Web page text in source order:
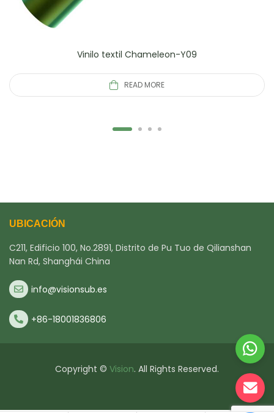
Vinilo textil Chameleon-Y09
READ MORE
UBICACIÓN
C211, Edificio 100, No.2891, Distrito de Pu Tuo de Qilianshan
Nan Rd, Shanghái China
info@visionsub.es
+86-18001836806
Copyright © Vision. All Rights Reserved.